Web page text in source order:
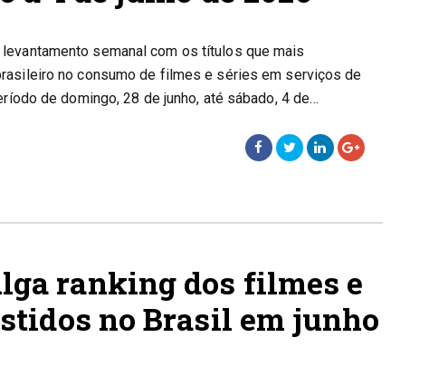
semanal com os títulos que mais
no consumo de filmes e séries em serviços de
de domingo, 28 de junho, até sábado, 4 de…
ranking dos filmes e
no Brasil em junho